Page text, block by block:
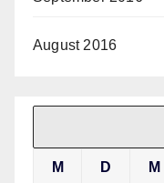
August 2016
M D M